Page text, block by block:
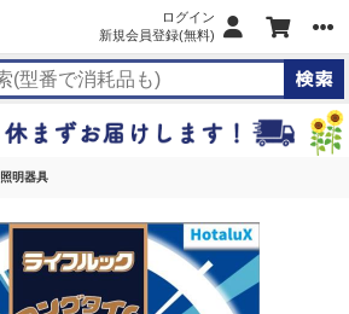
ログイン
新規会員登録(無料)
照明器具